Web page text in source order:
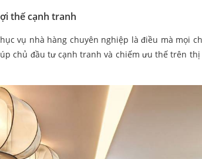
thế cạnh tranh
vụ nhà hàng chuyên nghiệp là điều mà mọi
chủ đầu tư cạnh tranh và chiếm ưu thế trên